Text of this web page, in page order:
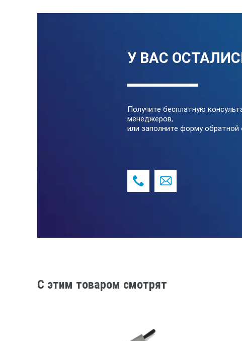
У ВАС
Получите бесплатную
менеджеров,
или заполните форму обратной
C этим товаром смотрят